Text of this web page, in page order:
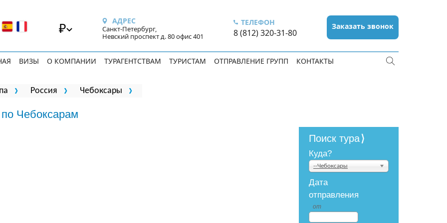
₽ АДРЕС
Санкт-Петербург,
Невский проспект д. 80 офис 401
ТЕЛЕФОН
8 (812) 320-31-80
Заказать звонок
ВИЗЫ О КОМПАНИИ ТУРАГЕНТСТВАМ ТУРИСТАМ ОТПРАВЛЕНИЕ ГРУПП КОНТАКТЫ
Россия Чебоксары
Чебоксарам
Поиск тура
Куда?
--Чебоксары
Дата
отправления
от